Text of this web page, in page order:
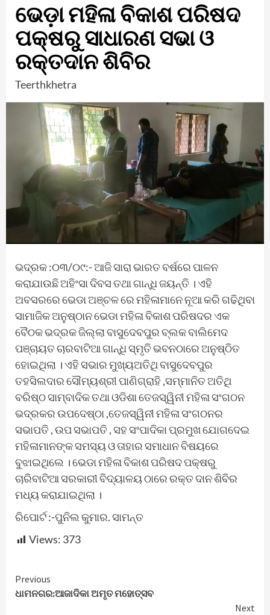
ଭେଡ଼ା ମହିଳା ବିକାଶ ପରିଷଦ
ପକ୍ଷରୁ ସାଧାରଣ ସଭା ଓ
ରକ୍ତଦାନ ଶିବିର
Teerthkhetra
ଭଦ୍ରକ :୦୩/୦୯:- ଆଜି ସାରା ଭାରତ ବର୍ଷରେ ପାଳନ
କରାଯାଉଛି ଅହିଂସା ଦିବସ ତଥା ଗାନ୍ଧି ଜୟନ୍ତି । ଏହି
ଅବସରରେ ଭେଡା ଅଞ୍ଚଳ ରେ ମହିଳାମାନେ ନୂଆ କରି ଗଢିଥିବା
ସାମାଜିକ ଅନୁଷ୍ଠାନ ଭେଡା ମହିଳା ବିକାଶ ପରିଷଦର ଏକ
ବୈଠକ ଭଦ୍ରକ ଜିଲ୍ଲା ବାସୁଦେବପୁର ବ୍ଲକ ବାଲିମେଦ
ପଞ୍ଚାୟତ ଚାରବାଟିଆ ଗାନ୍ଧି ସ୍ମୃତି ଭବନଠାରେ ଅନୁଷ୍ଠିତ
ହୋଇଥିଲା । ଏହି ସଭାର ମୁଖ୍ୟଅତିଥି ବାସୁଦେବପୁର
ତହସିଲଦାର ସୌମ୍ୟଶ୍ରୀ ପାଣିଗ୍ରାହି ,ସମ୍ମାନିତ ଅତିଥି
ବରିଷ୍ଠ ସାମ୍ବାଦିକ ତଥା ଓଡିଶା ତେଜସ୍ୱିନୀ ମହିଳା ସଂଗଠନ
ଭଦ୍ରକର ଉପଦେଷ୍ଠା ,ତେଜସ୍ୱିନୀ ମହିଳା ସଂଗଠନର
ସଭାପତି , ଉପ ସଭାପତି , ସହ ସଂପାଦିକା ପ୍ରମୁଖ ଯୋଗଦେଇ
ମହିଳାମାନଙ୍କ ସମସ୍ୟ ଓ ତାହାର ସମାଧାନ ବିଷୟରେ
ବୁଝାଇଥିଲେ । ଭେଡା ମହିଳା ବିକାଶ ପରିଷଦ ପକ୍ଷରୁ
ଚାରିବାଟିଆ ସରକାରୀ ବିଦ୍ୟାଳୟ ଠାରେ ରକ୍ତ ଦାନ ଶିବିର
ମଧ୍ୟ କରାଯାଇଥିଲା ।
ରିପୋର୍ଟ :-ପୁନିଲ କୁମାର. ସାମନ୍ତ
Views: 373
Continue
Reading
Previous
ଧାମନଗର:ଆଜାଦିକା ଅମୃତ ମହୋତ୍ସବ
Next